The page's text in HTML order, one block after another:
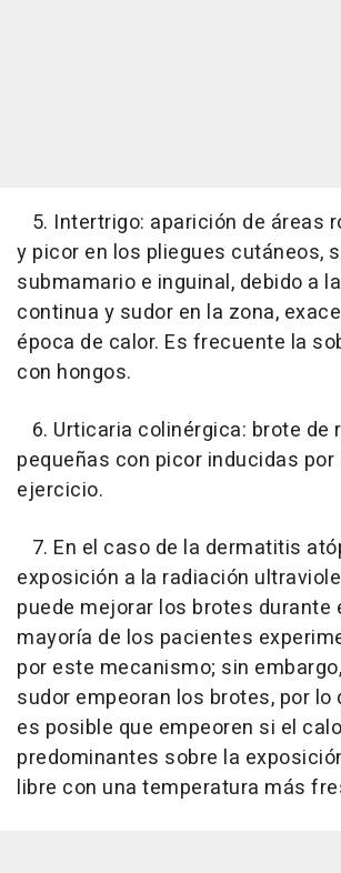
5. Intertrigo: aparición de áreas
y picor en los pliegues cutáneos,
submamario e inguinal, debido a
continua y sudor en la zona,
época de calor. Es frecuente la
con hongos.
6. Urticaria colinérgica: brote de
pequeñas con picor inducidas por
ejercicio.
7. En el caso de la dermatitis
exposición a la radiación
puede mejorar los brotes durante
mayoría de los pacientes
por este mecanismo; sin
sudor empeoran los brotes, por lo
es posible que empeoren si el
predominantes sobre la
libre con una temperatura más